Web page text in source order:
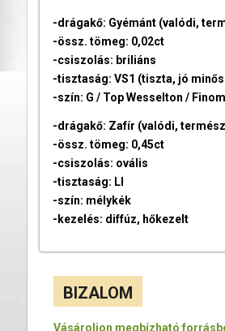
-drágakő: Gyémánt (valódi,
-össz. tömeg: 0,02ct
-csiszolás: briliáns
-tisztaság: VS1 (tiszta, jó
-szín: G / Top Wesselton /
-drágakő: Zafír (valódi,
-össz. tömeg: 0,45ct
-csiszolás: ovális
-tisztaság: LI
-szín: mélykék
-kezelés: diffúz, hőkezelt
BIZALOM
Vásároljon megbízható